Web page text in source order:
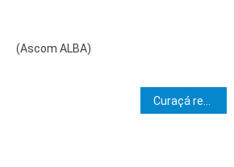
(Ascom ALBA)
Post Curaçá recebe Centro Educacional em tempo integral, com investimento de R$ 23,8 milhões do Estado